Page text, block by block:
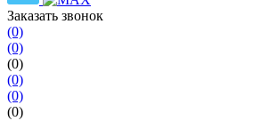
Заказать звонок
(0)
(0)
(0)
(0)
(0)
(0)